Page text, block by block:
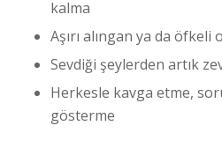
kalma
Aşırı alıngan ya da öfkeli
Sevdiği şeylerden artık
Herkesle kavga etme,
gösterme